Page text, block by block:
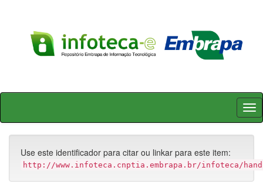
Skip
Use este identificador para citar ou linkar para este item:
http://www.infoteca.cnptia.embrapa.br/infoteca/